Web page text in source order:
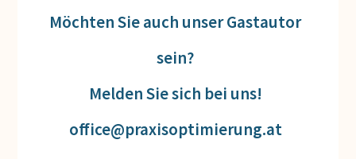
Möchten Sie auch unser Gastautor
sein?
Melden Sie sich bei uns!
office@praxisoptimierung.at